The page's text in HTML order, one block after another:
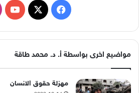
فيسبوك
‫X
مواضيع اخرى بواسطة أ. د. محمد طاقة
مهزلة حقوق الانسان